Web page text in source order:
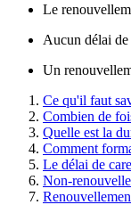
Le
Aucun délai de
Un
Ce qu'il faut
Combien de
Quelle est la
Comment
Le délai de
Non-